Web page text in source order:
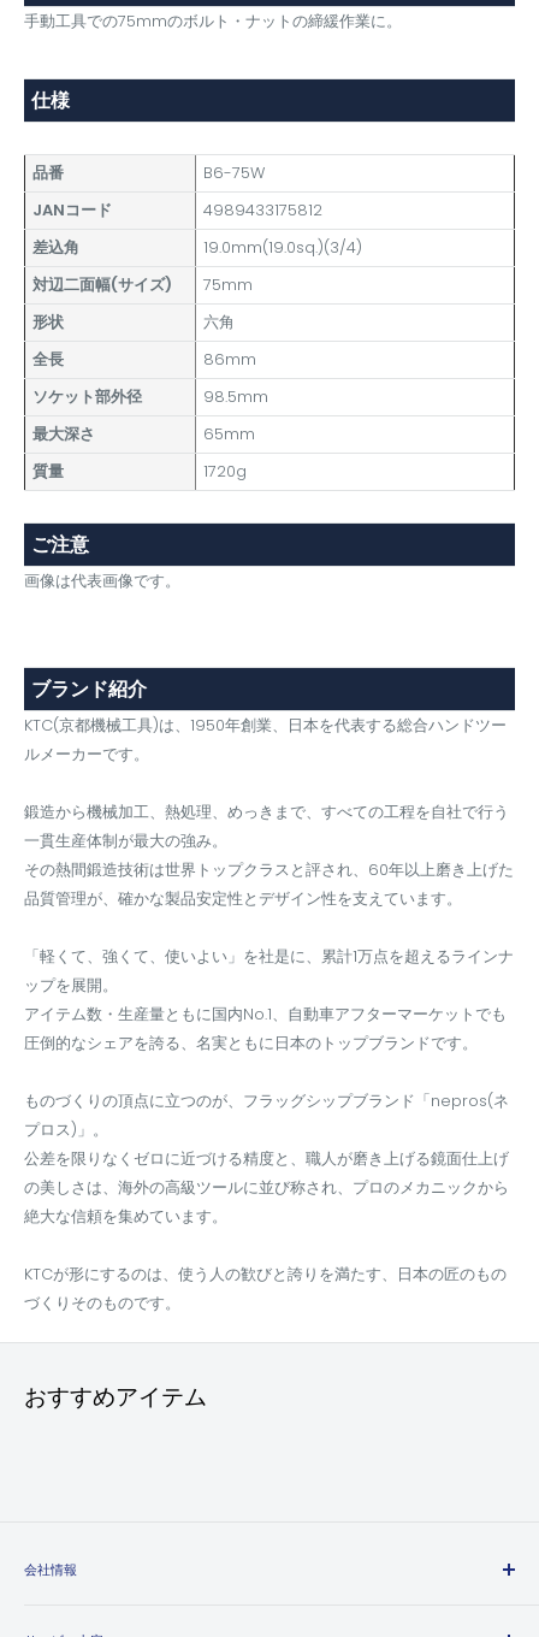
手動工具での75mmのボルト・ナットの締緩作業に。
仕様
品番
B6-75W
JANコード
4989433175812
差込角
19.0mm(19.0sq.)(3/4)
対辺二面幅(サイズ)
75mm
形状
六角
全長
86mm
ソケット部外径
98.5mm
最大深さ
65mm
質量
1720g
ご注意
画像は代表画像です。
ブランド紹介
KTC(京都機械工具)は、1950年創業、日本を代表する総合ハンドツー
ルメーカーです。
鍛造から機械加工、熱処理、めっきまで、すべての工程を自社で行う
一貫生産体制が最大の強み。
その熱間鍛造技術は世界トップクラスと評され、60年以上磨き上げた
品質管理が、確かな製品安定性とデザイン性を支えています。
「軽くて、強くて、使いよい」を社是に、累計1万点を超えるラインナ
ップを展開。
アイテム数・生産量ともに国内No.1、自動車アフターマーケットでも
圧倒的なシェアを誇る、名実ともに日本のトップブランドです。
ものづくりの頂点に立つのが、フラッグシップブランド「nepros(ネ
プロス)」。
公差を限りなくゼロに近づける精度と、職人が磨き上げる鏡面仕上げ
の美しさは、海外の高級ツールに並び称され、プロのメカニックから
絶大な信頼を集めています。
KTCが形にするのは、使う人の歓びと誇りを満たす、日本の匠のもの
づくりそのものです。
おすすめアイテム
会社情報